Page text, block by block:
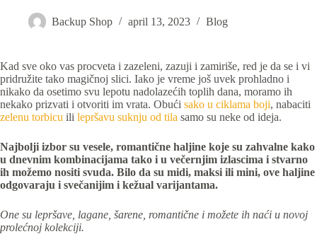
Backup Shop april 13, 2023 Blog
Kad sve oko vas procveta i zazeleni, zazuji i zamiriše, red je da se i vi
pridružite tako magičnoj slici. Iako je vreme još uvek prohladno i
nikako da osetimo svu lepotu nadolazećih toplih dana, moramo ih
nekako prizvati i otvoriti im vrata. Obući sako u ciklama boji, nabaciti
zelenu torbicu ili lepršavu suknju od tila samo su neke od ideja.
Najbolji izbor su vesele, romantične haljine koje su zahvalne kako
u dnevnim kombinacijama tako i u večernjim izlascima i stvarno
ih možemo nositi svuda. Bilo da su midi, maksi ili mini, ove haljine
odgovaraju i svečanijim i kežual varijantama.
One su lepršave, lagane, šarene, romantične i možete ih naći u novoj
prolećnoj kolekciji.